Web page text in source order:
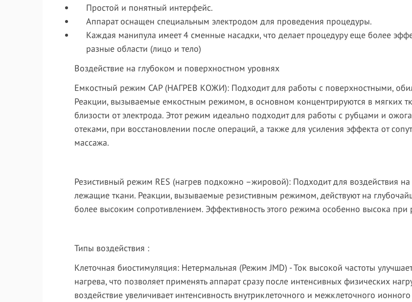
Простой и понятный интерфейс.
Аппарат оснащен специальным электродом для проведения процедуры.
Каждая манипула имеет 4 сменные насадки, что делает процедуру еще более
разные области (лицо и тело)
Воздействие на глубоком и поверхностном уровнях
Емкостный режим CAP (НАГРЕВ КОЖИ): Подходит для работы с поверхностными,
Реакции, вызываемые емкостным режимом, в основном концентрируются в мягких
близости от электрода. Этот режим идеально подходит для работы с рубцами и
отеками, при восстановлении после операций, а также для усиления эффекта от
массажа.
Резистивный режим RES (нагрев подкожно –жировой): Подходит для воздействия
лежащие ткани. Реакции, вызываемые резистивным режимом, действуют на
более высоким сопротивлением. Эффективность этого режима особенно высока
Типы воздействия :
Клеточная биостимуляция: Нетермальная (РежимJMD) - Ток высокой частоты
нагрева, что позволяет применять аппарат сразу после интенсивных физических
воздействие увеличивает интенсивность внутриклеточного и межклеточного